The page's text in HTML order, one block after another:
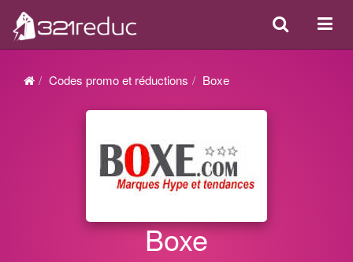
ou
Search
Codes promo et réductions Boxe
Boxe